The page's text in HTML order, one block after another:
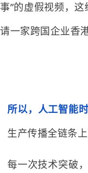
事”的虚假视频，
请一家跨国企业香
所以，人工智能
生产传播全链条
每一次技术突破